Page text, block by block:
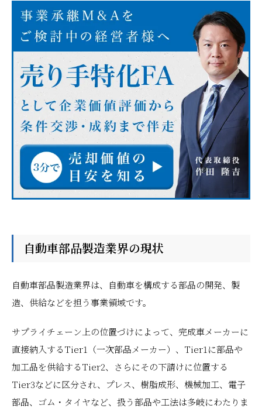
自動車部品製造業界の現状
自動車部品製造業界は、自動車を構成する部品の開発、製
造、供給などを担う事業領域です。
サプライチェーン上の位置づけによって、完成車メーカーに
直接納入するTier1（一次部品メーカー）、Tier1に部品や
加工品を供給するTier2、さらにその下請けに位置する
Tier3などに区分され、プレス、樹脂成形、機械加工、電子
部品、ゴム・タイヤなど、扱う部品や工法は多岐にわたりま